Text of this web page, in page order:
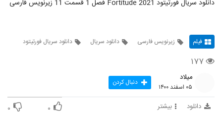
دانلود سریال فورتیتود Fortitude 2021 فصل 1 قسمت 11 زیرنویس فارسی
فیلم زیرنویس فارسی دانلود سریال دانلود سریال فورتیتود
۱۷۷
میلاد
۰۵ اسفند ۱۴۰۰ دنبال کردن
دانلود بیشتر ۰ ۰